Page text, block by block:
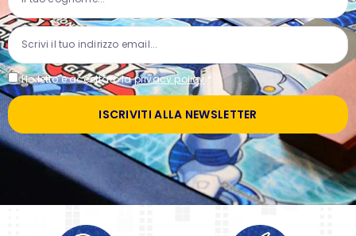
Ho letto e accettato laprivacy policy *
ISCRIVITI ALLA NEWSLETTER